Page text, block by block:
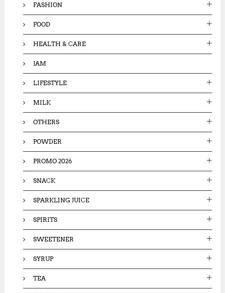
FASHION
FOOD
HEALTH & CARE
JAM
LIFESTYLE
MILK
OTHERS
POWDER
PROMO 2026
SNACK
SPARKLING JUICE
SPIRITS
SWEETENER
SYRUP
TEA